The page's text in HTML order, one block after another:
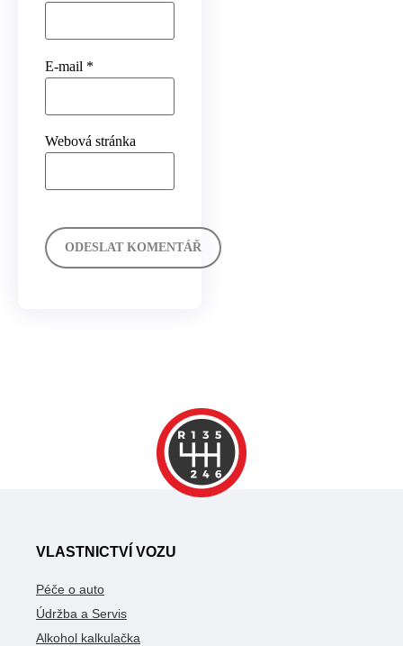
E-mail *
Webová stránka
VLASTNICTVÍ VOZU
Péče o auto
Údržba a Servis
Alkohol kalkulačka